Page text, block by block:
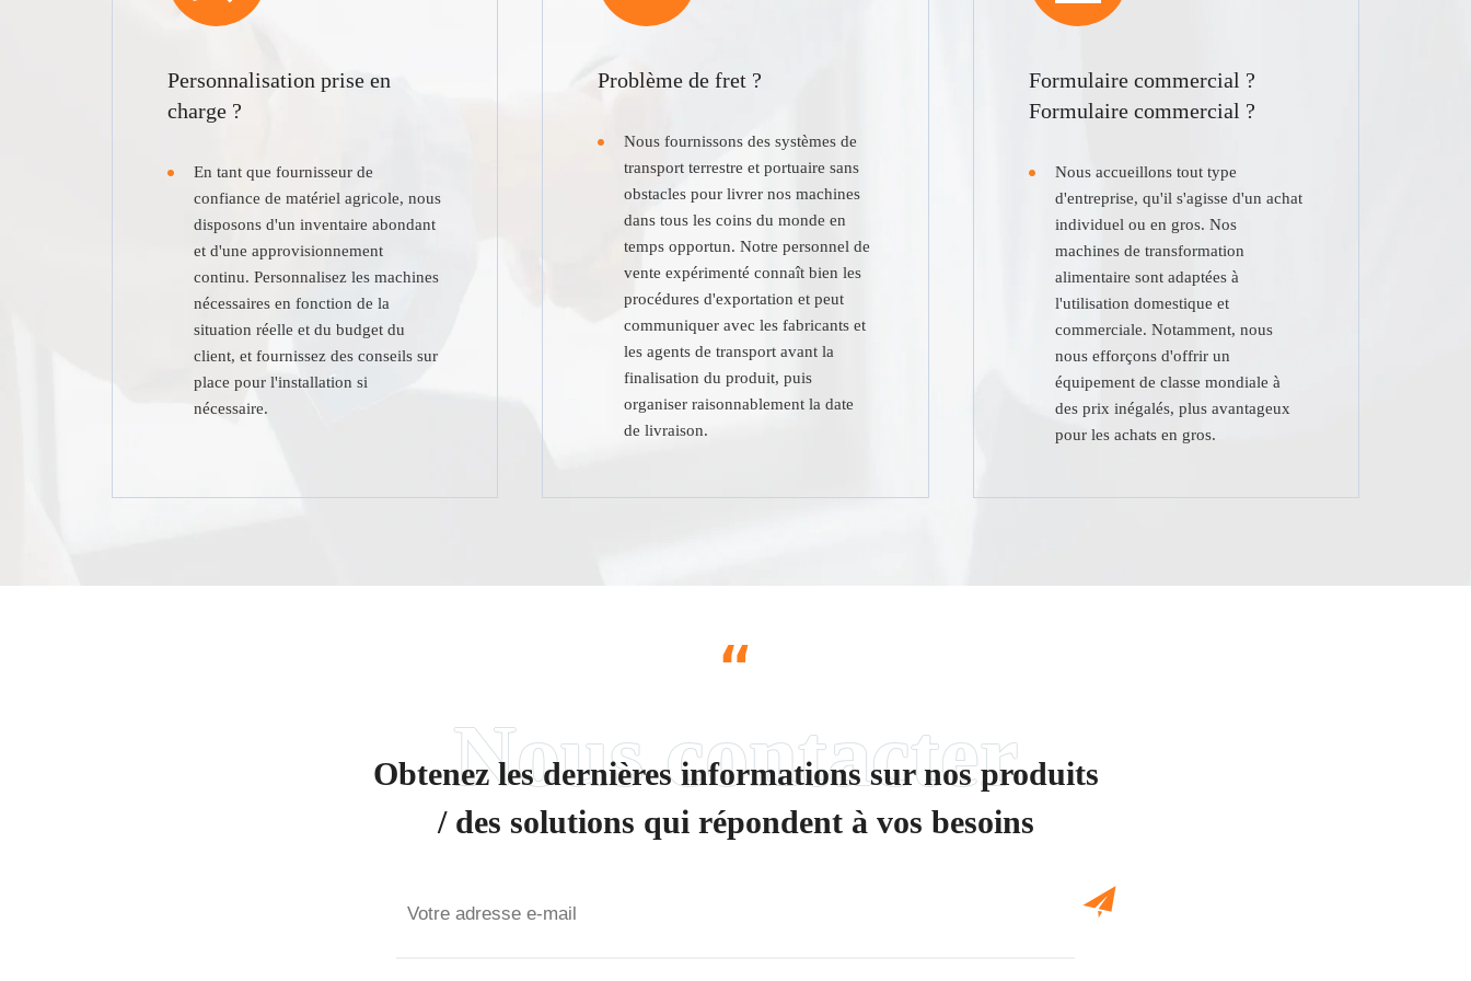
Personnalisation prise en
charge ?
En tant que fournisseur de
confiance de matériel agricole, nous
disposons d'un inventaire abondant
et d'une approvisionnement
continu. Personnalisez les machines
nécessaires en fonction de la
situation réelle et du budget du
client, et fournissez des conseils sur
place pour l'installation si
nécessaire.
Problème de fret ?
Nous fournissons des systèmes de
transport terrestre et portuaire sans
obstacles pour livrer nos machines
dans tous les coins du monde en
temps opportun. Notre personnel de
vente expérimenté connaît bien les
procédures d'exportation et peut
communiquer avec les fabricants et
les agents de transport avant la
finalisation du produit, puis
organiser raisonnablement la date
de livraison.
Formulaire commercial ?
Formulaire commercial ?
Nous accueillons tout type
d'entreprise, qu'il s'agisse d'un achat
individuel ou en gros. Nos
machines de transformation
alimentaire sont adaptées à
l'utilisation domestique et
commerciale. Notamment, nous
nous efforçons d'offrir un
équipement de classe mondiale à
des prix inégalés, plus avantageux
pour les achats en gros.
“
Obtenez les dernières informations sur nos produits
/ des solutions qui répondent à vos besoins